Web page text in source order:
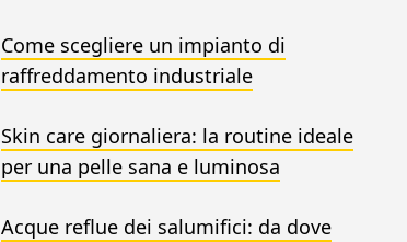
Come scegliere un impianto di
raffreddamento industriale
Skin care giornaliera: la routine ideale
per una pelle sana e luminosa
Acque reflue dei salumifici: da dove